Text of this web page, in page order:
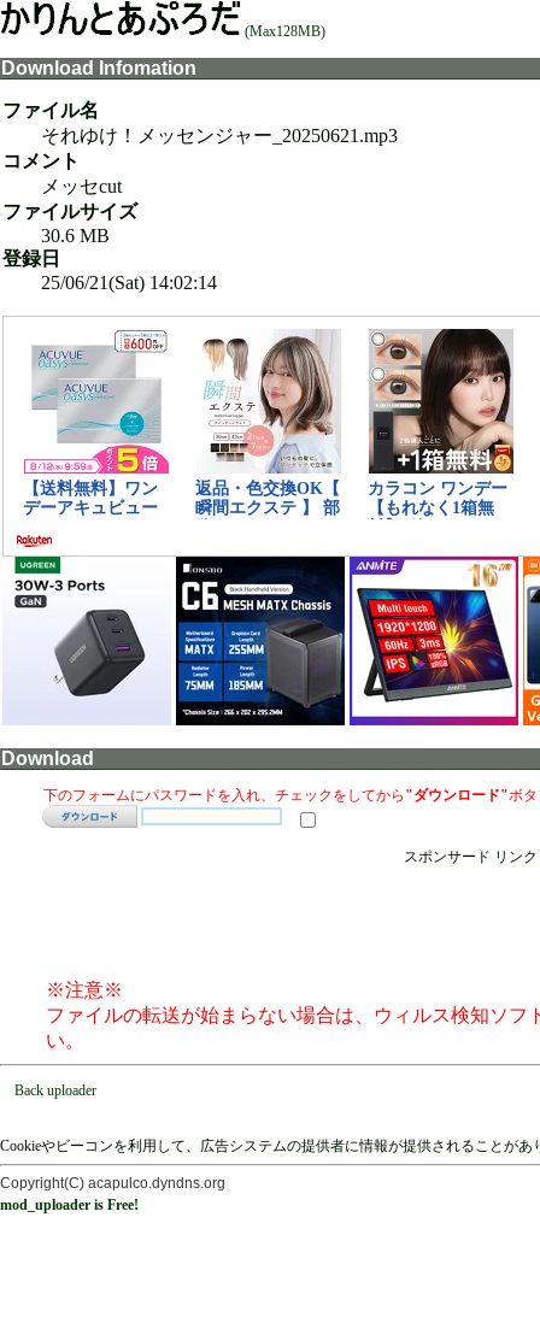
(Max128MB)
Download Infomation
ファイル名
それゆけ！メッセンジャー_20250621.mp3
コメント
メッセcut
ファイルサイズ
30.6 MB
登録日
25/06/21(Sat) 14:02:14
Download
下のフォームにパスワードを入れ、チェックをしてから "ダウンロード"ボ
スポンサード リンク
※注意※
ファイルの転送が始まらない場合は、ウィルス検知ソ
い。
Back uploader
Cookieやビーコンを利用して、広告システムの提供者に情報が提供されることが
Copyright(C) acapulco.dyndns.org
mod_uploader is Free!